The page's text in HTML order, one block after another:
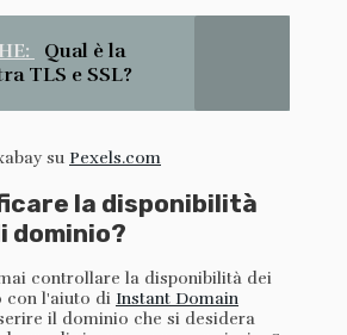
Qual è la
TLS e SSL?
su Pexels.com
la disponibilità
dominio?
controllare la disponibilità dei
con l'aiuto di Instant Domain
il dominio che si desidera